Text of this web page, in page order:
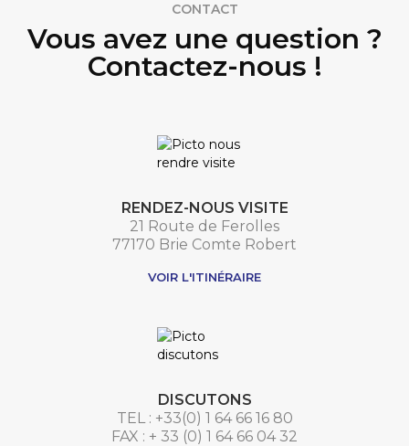
CONTACT
Vous avez une question ?
Contactez-nous !
RENDEZ-NOUS VISITE
21 Route de Ferolles
77170 Brie Comte Robert
VOIR L'ITINÉRAIRE
DISCUTONS
TEL : +33(0) 1 64 66 16 80
FAX : + 33 (0) 1 64 66 04 32